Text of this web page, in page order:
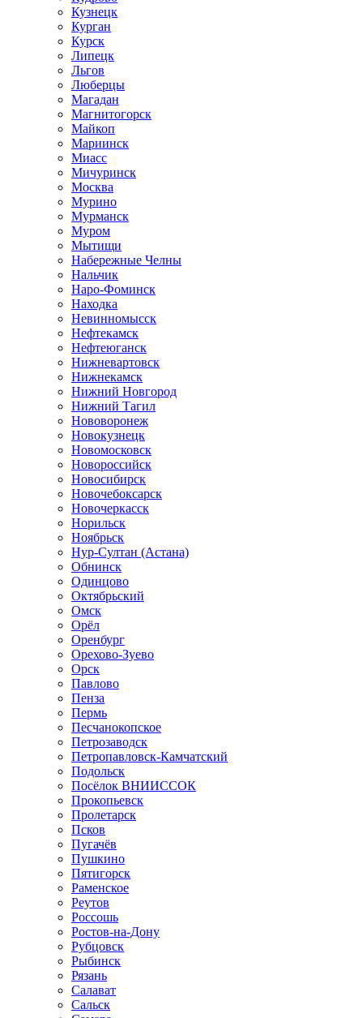
Кузнецк
Курган
Курск
Липецк
Льгов
Люберцы
Магадан
Магнитогорск
Майкоп
Мариинск
Миасс
Мичуринск
Москва
Мурино
Мурманск
Муром
Мытищи
Набережные Челны
Нальчик
Наро-Фоминск
Находка
Невинномысск
Нефтекамск
Нефтеюганск
Нижневартовск
Нижнекамск
Нижний Новгород
Нижний Тагил
Нововоронеж
Новокузнецк
Новомосковск
Новороссийск
Новосибирск
Новочебоксарск
Новочеркасск
Норильск
Ноябрьск
Нур-Султан (Астана)
Обнинск
Одинцово
Октябрьский
Омск
Орёл
Оренбург
Орехово-Зуево
Орск
Павлово
Пенза
Пермь
Песчанокопское
Петрозаводск
Петропавловск-Камчатский
Подольск
Посёлок ВНИИССОК
Прокопьевск
Пролетарск
Псков
Пугачёв
Пушкино
Пятигорск
Раменское
Реутов
Россошь
Ростов-на-Дону
Рубцовск
Рыбинск
Рязань
Салават
Сальск